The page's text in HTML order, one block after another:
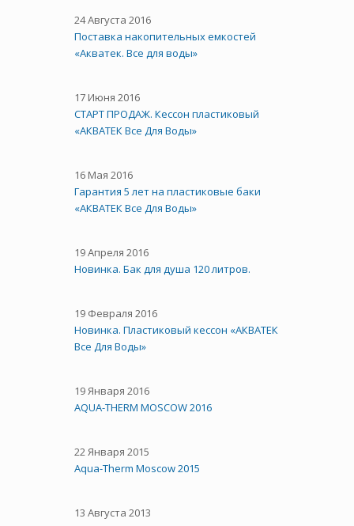
24 Августа 2016
Поставка накопительных емкостей
«Акватек. Все для воды»
17 Июня 2016
СТАРТ ПРОДАЖ. Кессон пластиковый
«АКВАТЕК Все Для Воды»
16 Мая 2016
Гарантия 5 лет на пластиковые баки
«АКВАТЕК Все Для Воды»
19 Апреля 2016
Новинка. Бак для душа 120 литров.
19 Февраля 2016
Новинка. Пластиковый кессон «АКВАТЕК
Все Для Воды»
19 Января 2016
AQUA-THERM MOSCOW 2016
22 Января 2015
Aqua-Therm Moscow 2015
13 Августа 2013